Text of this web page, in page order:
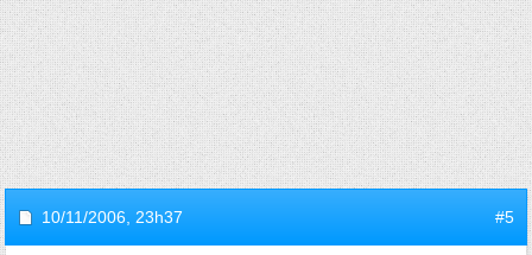
10/11/2006, 23h37 #5